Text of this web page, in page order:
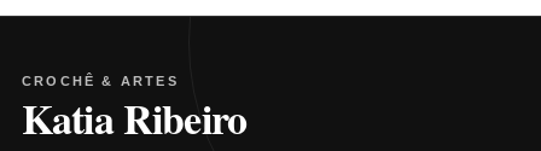
CROCHÊ & ARTES
Katia Ribeiro